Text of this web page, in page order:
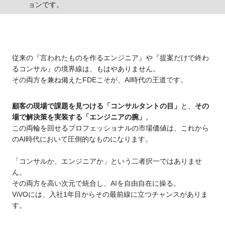
ョンです。
従来の『言われたものを作るエンジニア』や『提案だけで終わ
るコンサル』の境界線は、もはやありません。
その両方を兼ね備えたFDEこそが、AI時代の王道です。
顧客の現場で課題を見つける「コンサルタントの目」 と、 その
場で解決策を実装する「エンジニアの腕」 。
この両輪を回せるプロフェッショナルの市場価値は、これから
のAI時代において圧倒的なものになります。
「コンサルか、エンジニアか」という二者択一ではありませ
ん。
その両方を高い次元で統合し、AIを自由自在に操る。
ViVOには、入社1年目からその最前線に立つチャンスがありま
す。